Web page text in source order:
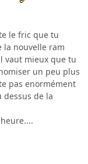
le fric que tu
la nouvelle ram
vaut mieux que tu
un peu plus
pas enormément
de la